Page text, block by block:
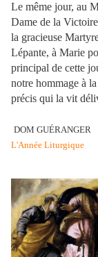
Le même jour, au
Dame de la
la gracieuse
Lépante, à Marie
principal de cette
notre hommage à
précis qui la vit
DOM GUÉRANGER
L'Année Liturgique